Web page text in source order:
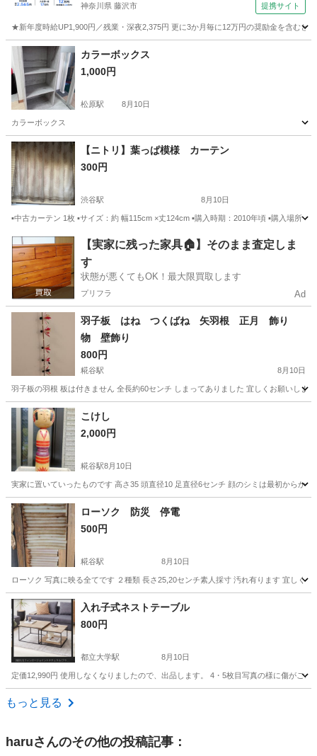
神奈川県 藤沢市 提携サイト
★新年度時給UP1,900円／残業・深夜2,375円 更に3か月毎に12万円の奨励金を含む
神奈川 藤沢市 その他
カラーボックス
1,000円
松原駅 8月10日
カラーボックス
東京 世田谷区 松原駅 収納家具
【ニトリ】葉っぱ模様 カーテン
300円
渋谷駅 8月10日
▪️中古カーテン 1枚 ▪️サイズ：約 幅115cm ×丈124cm ▪️購入時期：2010年頃 ▪️購入場所
東京 渋谷区 渋谷駅 カーテン、ブラインド カーテン
【実家に残った家具🏠】そのまま査定しま
す
状態が悪くてもOK！最大限買取します
プリフラ Ad
羽子板 はね つくばね 矢羽根 正月 飾り
物 壁飾り
800円
糀谷駅 8月10日
羽子板の羽根 板は付きません 全長約60センチ しまってありました 宜しくお願いします
東京 大田区 糀谷駅
こけし
2,000円
糀谷駅8月10日
実家に置いていったものです 高さ35 頭直径10 足直径6センチ 顔のシミは最初からか
東京 大田区 家具 こけし
ローソク 防災 停電
500円
糀谷駅 8月10日
ローソク 写真に映る全てです ２種類 長さ25,20センチ素人採寸 汚れ有ります 宜しくお
東京 大田区 糀谷駅 ベッド 素人
入れ子式ネストテーブル
800円
都立大学駅 8月10日
定価12,990円 使用しなくなりましたので、出品します。 4・5枚目写真の様に傷がご
東京 目黒区
もっと見る
haruさんのその他の投稿記事：